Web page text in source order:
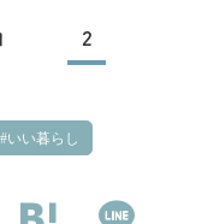
2
いい暮らし